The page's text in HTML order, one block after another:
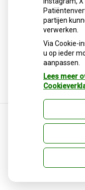
Lees het hele artikel
Publicatiedatum:06-
Terug naar overzicht
Privacy verklaring
partijen
verwerken.
Via Cookie-
u op ieder
aanpassen.
Lees meer